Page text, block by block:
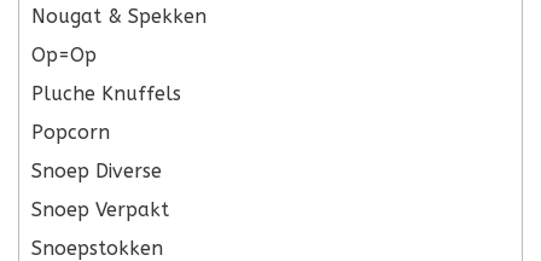
Nougat & Spekken
Op=Op
Pluche Knuffels
Popcorn
Snoep Diverse
Snoep Verpakt
Snoepstokken